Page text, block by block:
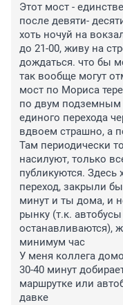
Этот мост -
после девяти-
хоть ночуй на
до 21-00, живу на
дождаться. что бы
так вообще могут
мост по Мориса
по двум подземным
единого перехода
вдвоем страшно, а
Там периодически
насилуют, только
публикуются.
переход, закрыли
минут и ты дома, и
рынку (т.к.
останавливаются),
минимум час
У меня коллега
30-40 минут
маршрутке или
давке